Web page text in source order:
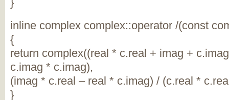
inline complex complex::operator /(const
{
return complex((real * c.real + imag +
c.imag * c.imag),
(imag * c.real – real * c.imag) / (c.real *
}